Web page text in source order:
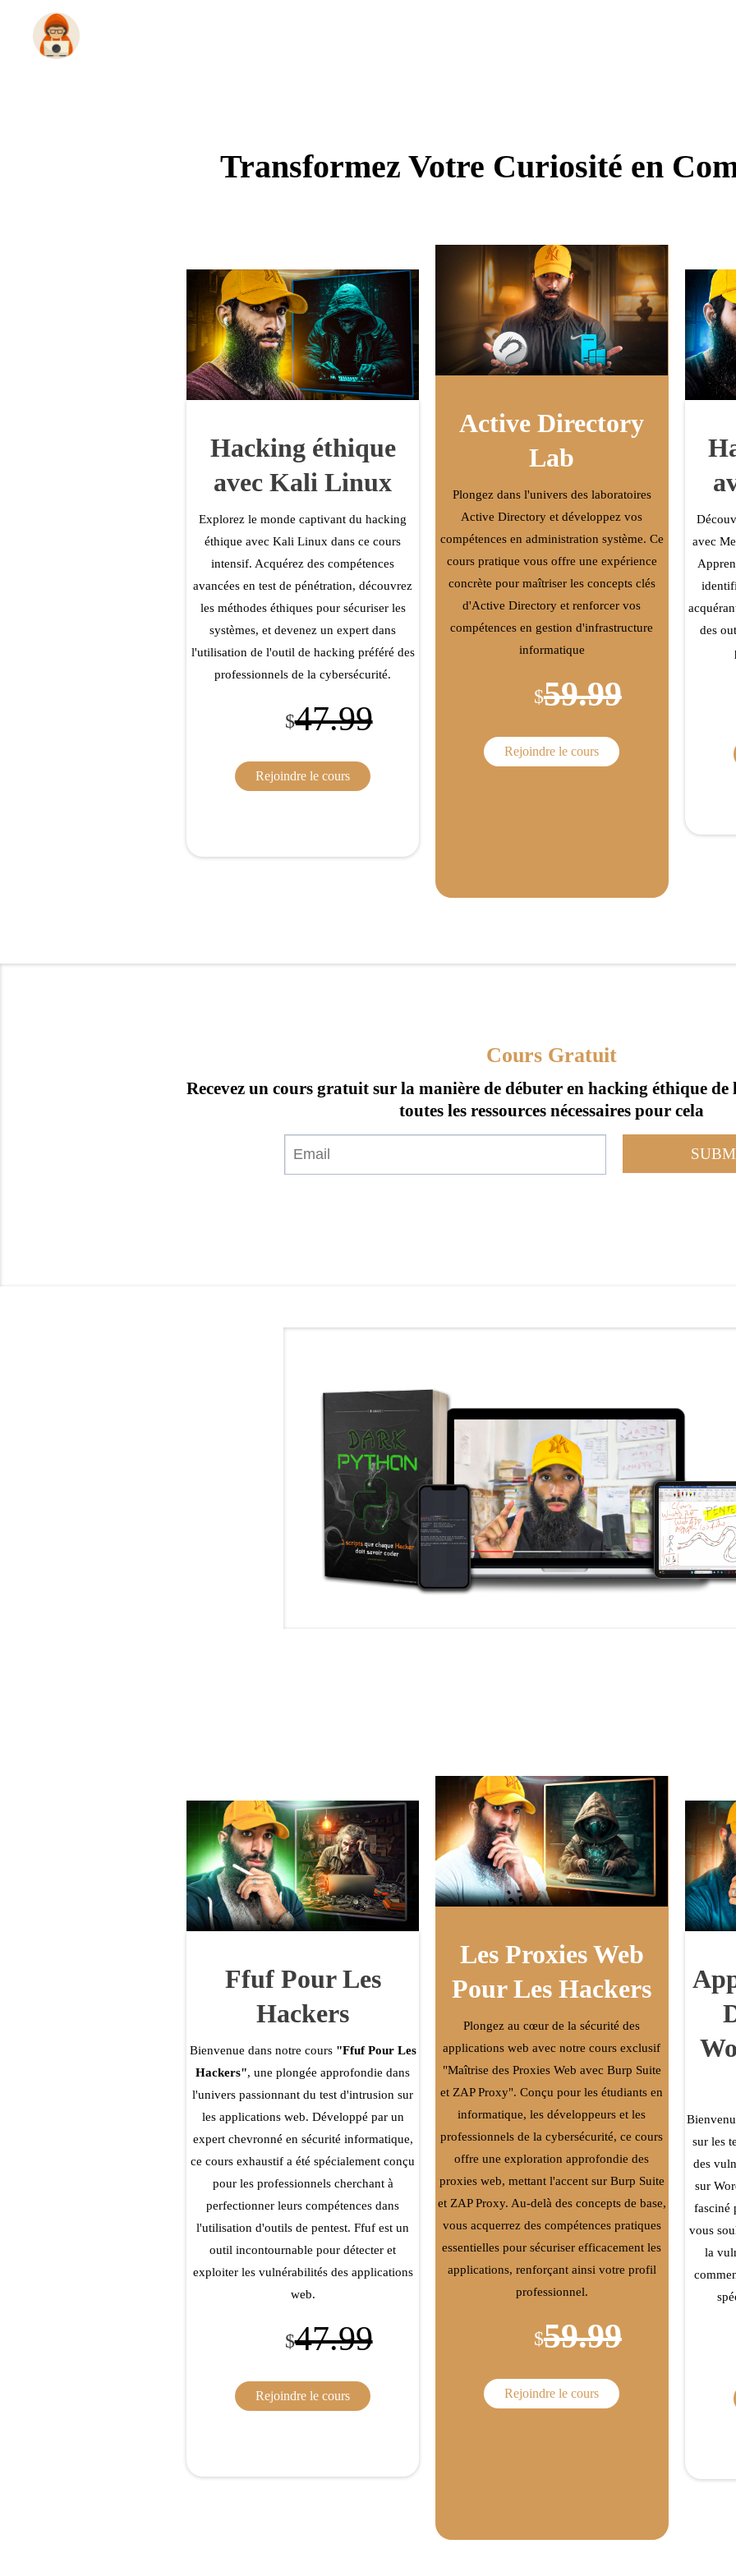
Transformez Votre Curiosité en
Hacking éthique
avec Kali Linux
Explorez le monde captivant du hacking
éthique avec Kali Linux dans ce cours
intensif. Acquérez des compétences
avancées en test de pénétration, découvrez
les méthodes éthiques pour sécuriser les
systèmes, et devenez un expert dans
l'utilisation de l'outil de hacking préféré des
professionnels de la cybersécurité.
$47.99
Rejoindre le cours
Active Directory
Lab
Plongez dans l'univers des laboratoires
Active Directory et développez vos
compétences en administration système. Ce
cours pratique vous offre une expérience
concrète pour maîtriser les concepts clés
d'Active Directory et renforcer vos
compétences en gestion d'infrastructure
informatique
$59.99
Rejoindre le cours
avec
des
Cours Gratuit
Recevez un cours gratuit sur la manière de débuter en hacking éthique
toutes les ressources nécessaires pour cela
Ffuf Pour Les
Hackers
Bienvenue dans notre cours"Ffuf Pour Les
Hackers", une plongée approfondie dans
l'univers passionnant du test d'intrusion sur
les applications web. Développé par un
expert chevronné en sécurité informatique,
ce cours exhaustif a été spécialement conçu
pour les professionnels cherchant à
perfectionner leurs compétences dans
l'utilisation d'outils de pentest. Ffuf est un
outil incontournable pour détecter et
exploiter les vulnérabilités des applications
web.
$47.99
Rejoindre le cours
Les Proxies Web
Pour Les Hackers
Plongez au cœur de la sécurité des
applications web avec notre cours exclusif
"Maîtrise des Proxies Web avec Burp Suite
et ZAP Proxy". Conçu pour les étudiants en
informatique, les développeurs et les
professionnels de la cybersécurité, ce cours
offre une exploration approfondie des
proxies web, mettant l'accent sur Burp Suite
et ZAP Proxy. Au-delà des concepts de base,
vous acquerrez des compétences pratiques
essentielles pour sécuriser efficacement les
applications, renforçant ainsi votre profil
professionnel.
$59.99
Rejoindre le cours
sur les
des
sur
fasciné
vous
la